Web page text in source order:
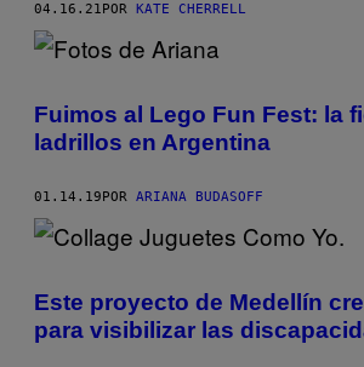
04.16.21 POR KATE CHERRELL
Fuimos al Lego Fun Fest: la
ladrillos en Argentina
01.14.19POR ARIANA BUDASOFF
Este proyecto de Medellín
para visibilizar las